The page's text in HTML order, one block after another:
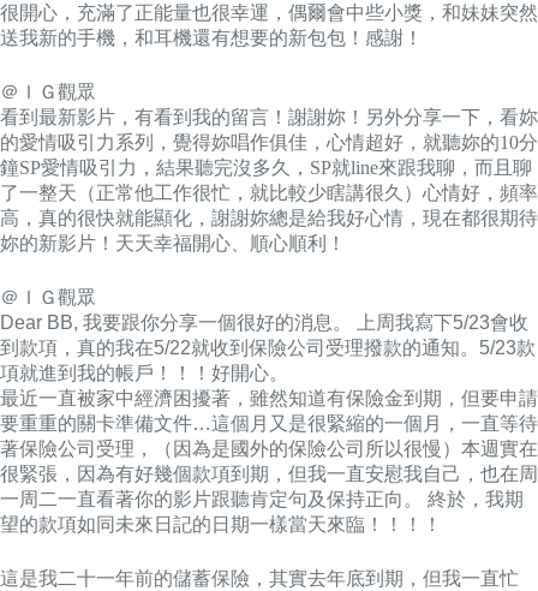
很開心，充滿了正能量也很幸運，偶爾會中些小獎，和妹妹突然
送我新的手機，和耳機還有想要的新包包！感謝！
＠ＩＧ觀眾
看到最新影片，有看到我的留言！謝謝妳！另外分享一下，看妳
的愛情吸引力系列，覺得妳唱作俱佳，心情超好，就聽妳的10分
鐘SP愛情吸引力，結果聽完沒多久，SP就line來跟我聊，而且聊
了一整天（正常他工作很忙，就比較少瞎講很久）心情好，頻率
高，真的很快就能顯化，謝謝妳總是給我好心情，現在都很期待
妳的新影片！天天幸福開心、順心順利！
＠ＩＧ觀眾
Dear BB, 我要跟你分享一個很好的消息。 上周我寫下5/23會收
到款項，真的我在5/22就收到保險公司受理撥款的通知。5/23款
項就進到我的帳戶！！！好開心。
最近一直被家中經濟困擾著，雖然知道有保險金到期，但要申請
要重重的關卡準備文件…這個月又是很緊縮的一個月，一直等待
著保險公司受理，（因為是國外的保險公司所以很慢）本週實在
很緊張，因為有好幾個款項到期，但我一直安慰我自己，也在周
一周二一直看著你的影片跟聽肯定句及保持正向。 終於，我期
望的款項如同未來日記的日期一樣當天來臨！！！！
這是我二十一年前的儲蓄保險， 其實去年底到期，但我一直忙